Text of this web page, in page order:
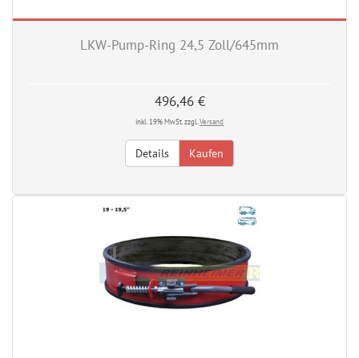
LKW-Pump-Ring 24,5 Zoll/645mm
496,46 €
inkl. 19% MwSt. zzgl. Versand
Details Kaufen